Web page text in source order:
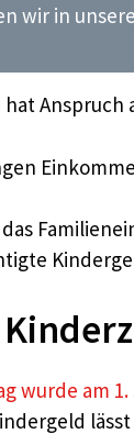
wir in
Anspruch
das
wurde am